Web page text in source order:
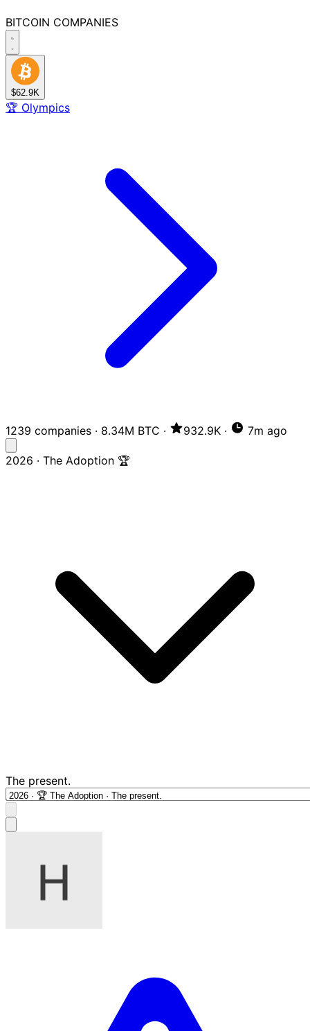
BITCOIN COMPANIES
$62.9K
🏆 Olympics
1239 companies · 8.34M BTC · 932.9K · 7m ago
2026 · The Adoption 🏆
The present.